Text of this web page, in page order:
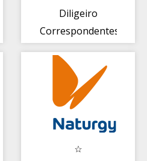
Diligeiro
Correspondentes